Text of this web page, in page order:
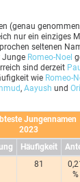
(genau
nur ein einziges
seltenen
Junge Romeo-Noel
sind derzeit
wie Romeo-
, Aayush und
Jungennamen
2023
Häufigkeit
81
0,21
%